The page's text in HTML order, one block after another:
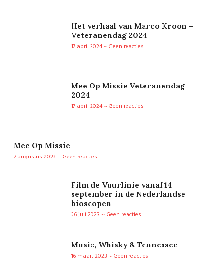
Het verhaal van Marco Kroon –
Veteranendag 2024
17 april 2024
Geen reacties
Mee Op Missie Veteranendag
2024
17 april 2024
Geen reacties
Mee Op Missie
7 augustus 2023
Geen reacties
Film de Vuurlinie vanaf 14
september in de Nederlandse
bioscopen
26 juli 2023
Geen reacties
Music, Whisky & Tennessee
16 maart 2023
Geen reacties